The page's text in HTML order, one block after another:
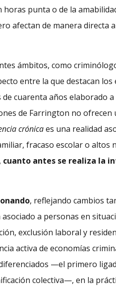
punta o de la
afectan de manera directa
ámbitos, como
entre la que destacan los
cuarenta años elaborado
de Farrington no
crónicaes una realidad
fracaso escolar o altos
cuanto antes se realiza la
, reflejando cambios
asociado a personas en
exclusión laboral y
activa de economías
—el primero
colectiva—, en la